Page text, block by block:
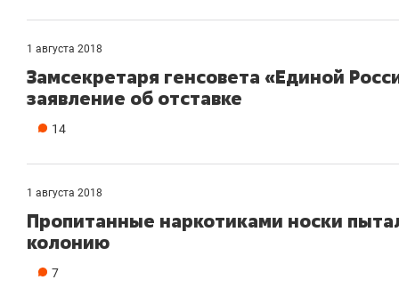
1 августа 2018
Замсекретаря генсовета «Единой
заявление об отставке
14
1 августа 2018
Пропитанные наркотиками носки
колонию
7